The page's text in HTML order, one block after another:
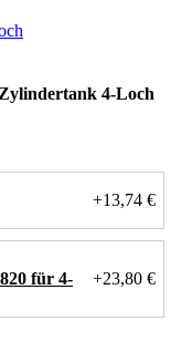
4-Loch
+13,74 €
für 4-
+23,80 €